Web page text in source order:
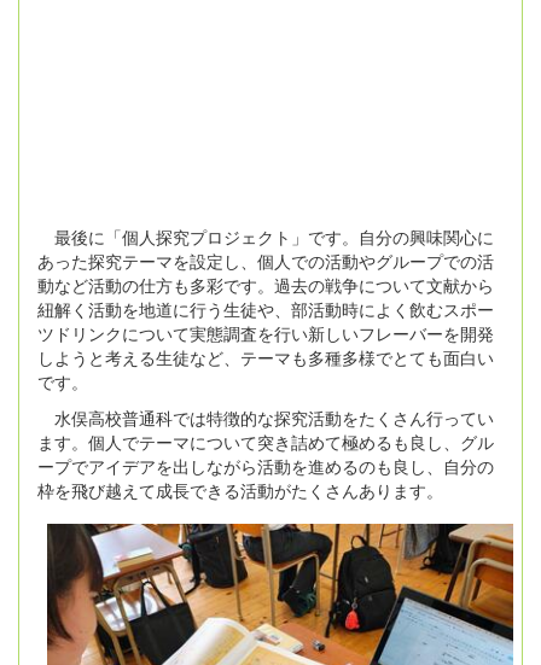
最後に「個人探究プロジェクト」です。自分の興味関心に
あった探究テーマを設定し、個人での活動やグループでの活
動など活動の仕方も多彩です。過去の戦争について文献から
紐解く活動を地道に行う生徒や、部活動時によく飲むスポー
ツドリンクについて実態調査を行い新しいフレーバーを開発
しようと考える生徒など、テーマも多種多様でとても面白い
です。
水俣高校普通科では特徴的な探究活動をたくさん行ってい
ます。個人でテーマについて突き詰めて極めるも良し、グル
ープでアイデアを出しながら活動を進めるのも良し、自分の
枠を飛び越えて成長できる活動がたくさんあります。